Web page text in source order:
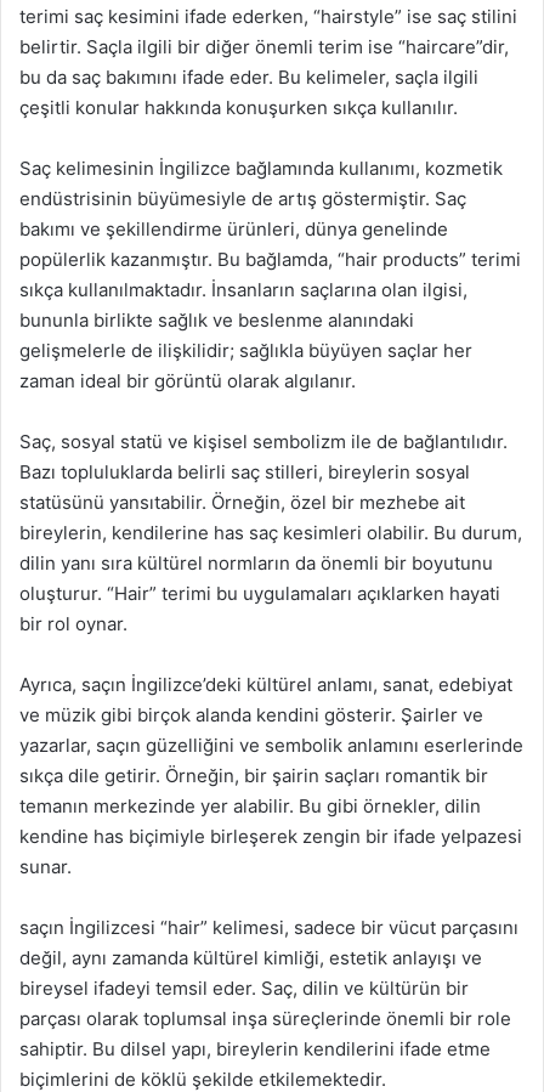
terimi saç kesimini ifade ederken, “hairstyle” ise saç stilini
belirtir. Saçla ilgili bir diğer önemli terim ise “haircare”dir,
bu da saç bakımını ifade eder. Bu kelimeler, saçla ilgili
çeşitli konular hakkında konuşurken sıkça kullanılır.
Saç kelimesinin İngilizce bağlamında kullanımı, kozmetik
endüstrisinin büyümesiyle de artış göstermiştir. Saç
bakımı ve şekillendirme ürünleri, dünya genelinde
popülerlik kazanmıştır. Bu bağlamda, “hair products” terimi
sıkça kullanılmaktadır. İnsanların saçlarına olan ilgisi,
bununla birlikte sağlık ve beslenme alanındaki
gelişmelerle de ilişkilidir; sağlıkla büyüyen saçlar her
zaman ideal bir görüntü olarak algılanır.
Saç, sosyal statü ve kişisel sembolizm ile de bağlantılıdır.
Bazı topluluklarda belirli saç stilleri, bireylerin sosyal
statüsünü yansıtabilir. Örneğin, özel bir mezhebe ait
bireylerin, kendilerine has saç kesimleri olabilir. Bu durum,
dilin yanı sıra kültürel normların da önemli bir boyutunu
oluşturur. “Hair” terimi bu uygulamaları açıklarken hayati
bir rol oynar.
Ayrıca, saçın İngilizce’deki kültürel anlamı, sanat, edebiyat
ve müzik gibi birçok alanda kendini gösterir. Şairler ve
yazarlar, saçın güzelliğini ve sembolik anlamını eserlerinde
sıkça dile getirir. Örneğin, bir şairin saçları romantik bir
temanın merkezinde yer alabilir. Bu gibi örnekler, dilin
kendine has biçimiyle birleşerek zengin bir ifade yelpazesi
sunar.
saçın İngilizcesi “hair” kelimesi, sadece bir vücut parçasını
değil, aynı zamanda kültürel kimliği, estetik anlayışı ve
bireysel ifadeyi temsil eder. Saç, dilin ve kültürün bir
parçası olarak toplumsal inşa süreçlerinde önemli bir role
sahiptir. Bu dilsel yapı, bireylerin kendilerini ifade etme
biçimlerini de köklü şekilde etkilemektedir.